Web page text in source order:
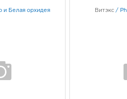
и Белая орхидея Витэкс /